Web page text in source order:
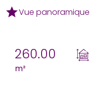
Vue panoramique
260.00
m²